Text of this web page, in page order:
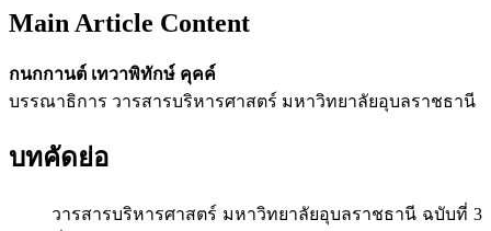
Main Article Content
กนกกานต์ เทวาพิทักษ์ คุคค์
บรรณาธิการ วารสารบริหารศาสตร์ มหาวิทยาลัยอุบลราชธานี
บทคัดย่อ
วารสารบริหารศาสตร์ มหาวิทยาลัยอุบลราชธานี ฉบับที่ 3